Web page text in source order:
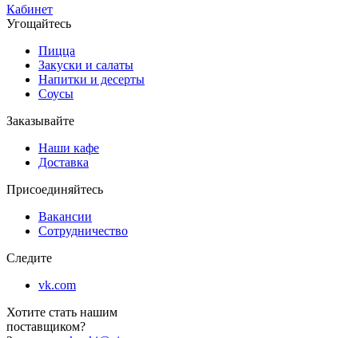
Кабинет
Угощайтесь
Пицца
Закуски и салаты
Напитки и десерты
Соусы
Заказывайте
Наши кафе
Доставка
Присоединяйтесь
Вакансии
Сотрудничество
Следите
vk.com
Хотите стать нашим
поставщиком?